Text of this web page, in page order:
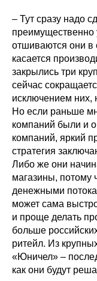
– Тут сразу надо
преимущественно
отшиваются они в
касается
закрылись три
сейчас
исключением них,
Но если раньше
компаний были и
компаний, яркий
стратегия
Либо же они
магазины, потому
денежными
может сама
и проще делать
больше
ритейл. Из
«Юничел» –
как они будут